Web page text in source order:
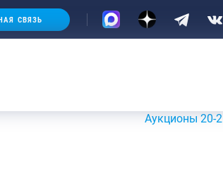
СВЯЗЬ
Аукционы 20-21 июля